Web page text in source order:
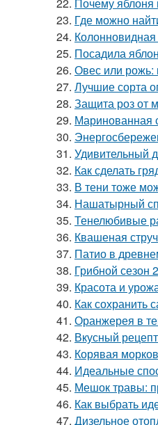
23. Где можно
24. Колонновидная
25. Посадила
26. Овес или рожь:
27. Лучшие сорта
28. Защита роз от
29. Маринованная
30.
31. Удивительный
32. Как сделать
33. В тени тоже
34. Нашатырный
35. Тенелюбивые
36. Квашеная
37. Патио в
38. Грибной сезон
39. Красота и
40. Как сохранить
41. Оранжерея в
42. Вкусный
43. Корявая
44. Идеальные
45. Мешок травы:
46. Как выбрать
47. Дизельное